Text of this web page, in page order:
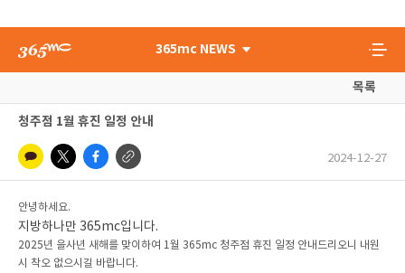
365mc NEWS
목록
청주점 1월 휴진 일정 안내
2024-12-27
안녕하세요.
지방하나만 365mc입니다.
2025년 을사년 새해를 맞이하여 1월 365mc 청주점 휴진 일정 안내드리오니 내원
시 착오 없으시길 바랍니다.